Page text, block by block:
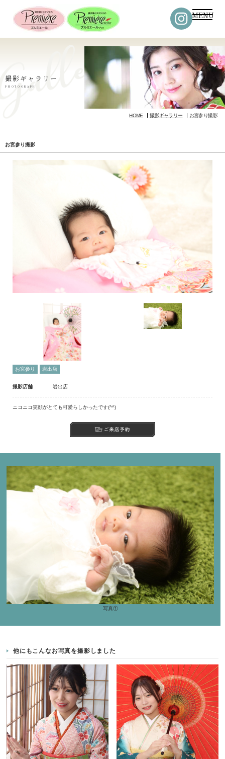
MENU
HOME 撮影ギャラリー お宮参り撮影
撮影ギャラリー
PHOTOGRAPH
お宮参り撮影
お宮参り 岩出店
撮影店舗 岩出店
ニコニコ笑顔がとても可愛らしかったです(^^)
写真①
他にもこんなお写真を撮影しました